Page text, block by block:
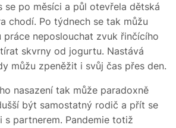
se po měsíci a půl otevřela dětská
chodí. Po týdnech se tak můžu
práce neposlouchat zvuk řinčícího
skvrny od jogurtu. Nastává
můžu zpeněžit i svůj čas přes den.
nasazení tak může paradoxně
být samostatný rodič a přít se
s partnerem. Pandemie totiž